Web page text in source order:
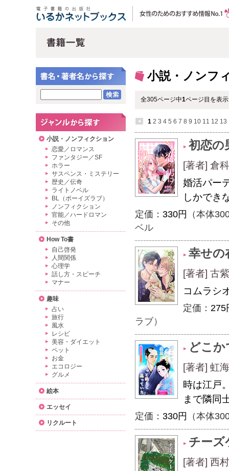
小説・ノンフ
全305ページ中1ページ目を表
1 2 3 4 5 6 7 8 9 10 11 12 13
初恋の
[著者] 倉
婚活パー
しかでき
定価： 330円
（本体
ベル
幸せの
[著者] 古
コムラシ
定価： 275
ラブ）
どこ
[著者] 虹
時は江戸
まで隣同
定価： 330円 （本体
チーズ
[著者] 西
小説・ノンフィクション
恋愛／ロマンス
ファンタジー／SF
ホラー
サスペンス・ミステリー
歴史／伝奇
ライトノベル
BL（ボーイズラブ）
ノンフィクション
官能／ハードロマン
その他
How To書
自己啓発
人間関係
心理学
話し方・スピーチ
マナー
趣味
占い
旅行
風水
レシピ
美容・ダイエット
ペット
お金
エコロジー
グルメ
絵本
エッセイ
リクルート